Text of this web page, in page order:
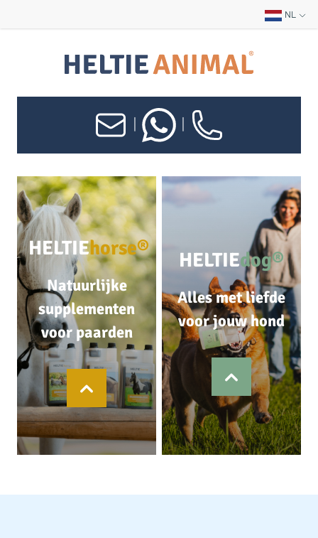
NL
HELTIEhorse®
Natuurlijke
supplementen
voor paarden
HELTIEdog®
Alles met liefde
voor jouw hond